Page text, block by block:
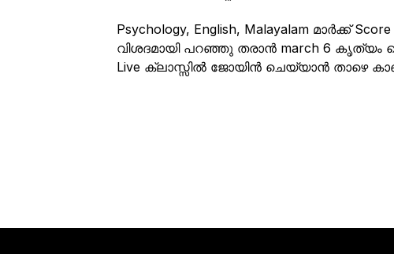
Psychology, English, Malayalam മാർക്ക്‌
വിശദമായി പറഞ്ഞു തരാൻ march 6 കൃത്യം
Live ക്ലാസ്സിൽ ജോയിൻ ചെയ്യാൻ താഴെ